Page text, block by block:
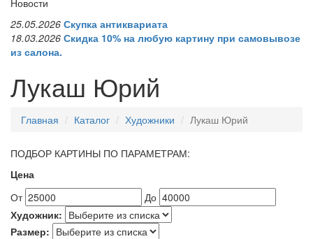
25.05.2026 Скупка антиквариата
18.03.2026 Скидка 10% на любую картину при самовывозе
из салона.
Лукаш Юрий
Главная Каталог Художники Лукаш Юрий
ПОДБОР КАРТИНЫ ПО ПАРАМЕТРАМ:
Цена
От
До
Художник:
Размер: